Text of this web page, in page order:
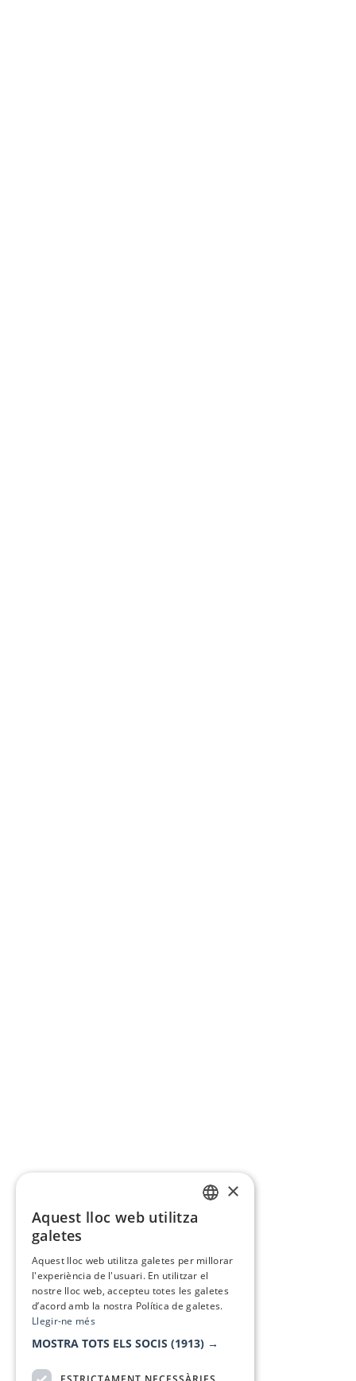
×
Aquest lloc web utilitza
galetes
Aquest lloc web utilitza galetes per millorar
l'experiència de l'usuari. En utilitzar el
nostre lloc web, accepteu totes les galetes
d’acord amb la nostra Política de galetes.
Llegir-ne més
MOSTRA TOTS ELS SOCIS (1913) →